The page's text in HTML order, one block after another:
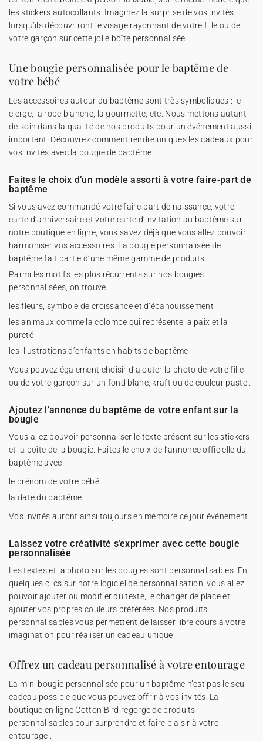
les stickers autocollants. Imaginez la surprise de vos invités
lorsqu’ils découvriront le visage rayonnant de votre fille ou de
votre garçon sur cette jolie boîte personnalisée !
Une bougie personnalisée pour le baptême de
votre bébé
Les accessoires autour du baptême sont très symboliques : le
cierge, la robe blanche, la gourmette, etc. Nous mettons autant
de soin dans la qualité de nos produits pour un événement aussi
important. Découvrez comment rendre uniques les cadeaux pour
vos invités avec la bougie de baptême.
Faites le choix d’un modèle assorti à votre faire-part de
baptême
Si vous avez commandé votre faire-part de naissance, votre
carte d’anniversaire et votre carte d’invitation au baptême sur
notre boutique en ligne, vous savez déjà que vous allez pouvoir
harmoniser vos accessoires. La bougie personnalisée de
baptême fait partie d’une même gamme de produits.
Parmi les motifs les plus récurrents sur nos bougies
personnalisées, on trouve :
les fleurs, symbole de croissance et d’épanouissement
les animaux comme la colombe qui représente la paix et la
pureté
les illustrations d’enfants en habits de baptême
Vous pouvez également choisir d’ajouter la photo de votre fille
ou de votre garçon sur un fond blanc, kraft ou de couleur pastel.
Ajoutez l’annonce du baptême de votre enfant sur la
bougie
Vous allez pouvoir personnaliser le texte présent sur les stickers
et la boîte de la bougie. Faites le choix de l’annonce officielle du
baptême avec :
le prénom de votre bébé
la date du baptême
Vos invités auront ainsi toujours en mémoire ce jour événement.
Laissez votre créativité s’exprimer avec cette bougie
personnalisée
Les textes et la photo sur les bougies sont personnalisables. En
quelques clics sur notre logiciel de personnalisation, vous allez
pouvoir ajouter ou modifier du texte, le changer de place et
ajouter vos propres couleurs préférées. Nos produits
personnalisables vous permettent de laisser libre cours à votre
imagination pour réaliser un cadeau unique.
Offrez un cadeau personnalisé à votre entourage
La mini bougie personnalisée pour un baptême n’est pas le seul
cadeau possible que vous pouvez offrir à vos invités. La
boutique en ligne Cotton Bird regorge de produits
personnalisables pour surprendre et faire plaisir à votre
entourage :